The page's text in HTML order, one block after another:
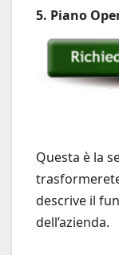
5. Piano
Questa è la
descrive il
dell’azienda.